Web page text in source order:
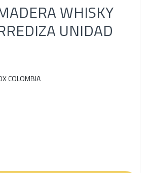
WHISKY
UNIDAD
COLOMBIA